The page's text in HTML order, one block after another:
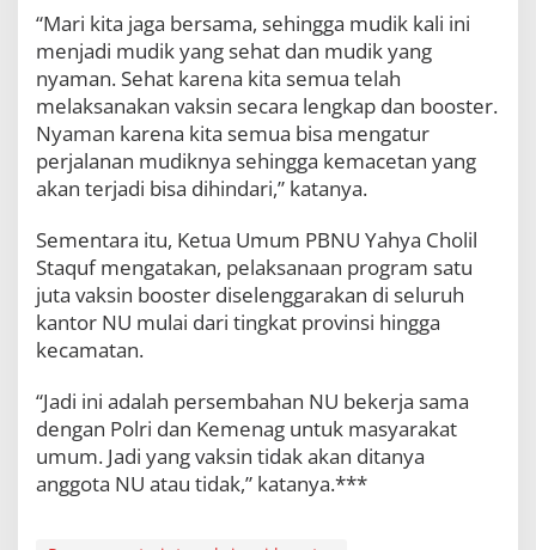
“Mari kita jaga bersama, sehingga mudik kali ini
menjadi mudik yang sehat dan mudik yang
nyaman. Sehat karena kita semua telah
melaksanakan vaksin secara lengkap dan booster.
Nyaman karena kita semua bisa mengatur
perjalanan mudiknya sehingga kemacetan yang
akan terjadi bisa dihindari,” katanya.
Sementara itu, Ketua Umum PBNU Yahya Cholil
Staquf mengatakan, pelaksanaan program satu
juta vaksin booster diselenggarakan di seluruh
kantor NU mulai dari tingkat provinsi hingga
kecamatan.
“Jadi ini adalah persembahan NU bekerja sama
dengan Polri dan Kemenag untuk masyarakat
umum. Jadi yang vaksin tidak akan ditanya
anggota NU atau tidak,” katanya.***